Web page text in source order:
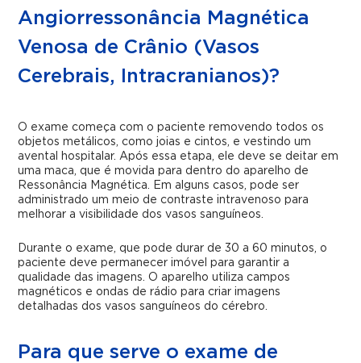
Angiorressonância Magnética
Venosa de Crânio (Vasos
Cerebrais, Intracranianos)?
O exame começa com o paciente removendo todos os
objetos metálicos, como joias e cintos, e vestindo um
avental hospitalar. Após essa etapa, ele deve se deitar em
uma maca, que é movida para dentro do aparelho de
Ressonância Magnética. Em alguns casos, pode ser
administrado um meio de contraste intravenoso para
melhorar a visibilidade dos vasos sanguíneos.
Durante o exame, que pode durar de 30 a 60 minutos, o
paciente deve permanecer imóvel para garantir a
qualidade das imagens. O aparelho utiliza campos
magnéticos e ondas de rádio para criar imagens
detalhadas dos vasos sanguíneos do cérebro.
Para que serve o exame de